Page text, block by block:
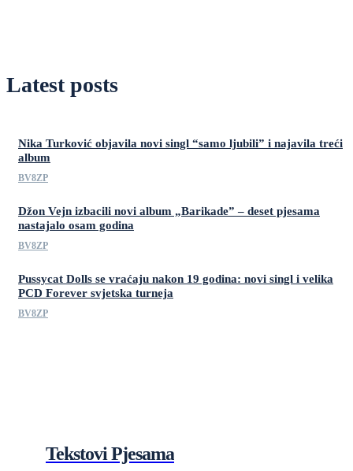
Latest posts
Nika Turković objavila novi singl “samo ljubili” i najavila treći
album
BV8ZP
Džon Vejn izbacili novi album „Barikade” – deset pjesama
nastajalo osam godina
BV8ZP
Pussycat Dolls se vraćaju nakon 19 godina: novi singl i velika
PCD Forever svjetska turneja
BV8ZP
Tekstovi Pjesama